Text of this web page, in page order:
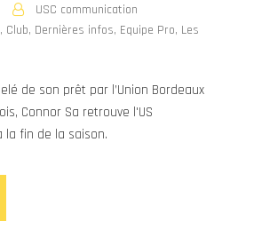
USC communication
, Club, Dernières infos, Equipe Pro, Les
de son prêt par l’Union Bordeaux
Connor Sa retrouve l'US
la fin de la saison.